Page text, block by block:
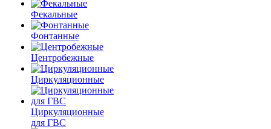
Фекальные
Фонтанные
Центробежные
Циркуляционные
Циркуляционные
для ГВС